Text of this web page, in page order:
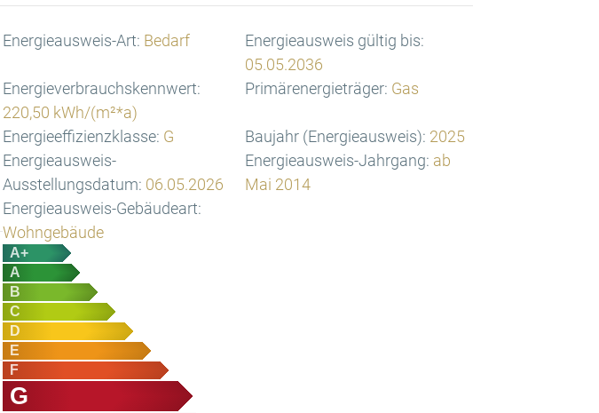
Energieausweis-Art: Bedarf
Energieausweis gültig bis:
05.05.2036
Energieverbrauchskennwert:
220,50 kWh/(m²*a)
Primärenergieträger: Gas
Energieeffizienzklasse: G Baujahr (Energieausweis): 2025
Energieausweis-
Ausstellungsdatum: 06.05.2026
Energieausweis-Jahrgang: ab
Mai 2014
Energieausweis-Gebäudeart:
Wohngebäude
A+
A
B
C
D
E
F
G